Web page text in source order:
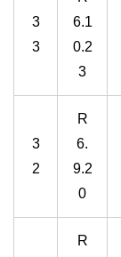
3
3
6.1
0.2
3
3
2
R
6.
9.2
0
R